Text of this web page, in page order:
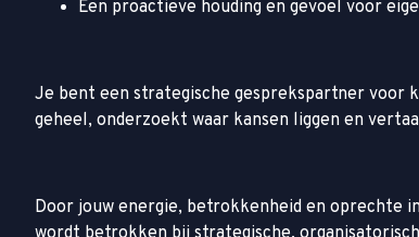
Een proactieve houding en gevoel voor
Je bent een strategische gesprekspartner voor
geheel, onderzoekt waar kansen liggen en
Door jouw energie, betrokkenheid en oprechte